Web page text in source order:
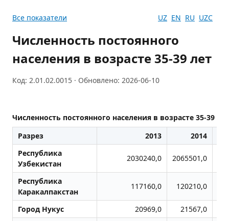
Все показатели UZ EN RU UZC
Численность постоянного
населения в возрасте 35-39 лет
Код: 2.01.02.0015 · Обновлено: 2026-06-10
Численность постоянного населения в возрасте 35-39 лет
Разрез
2013
2014
Республика
Узбекистан
2030240,0 2065501,0
Республика
Каракалпакстан
117160,0 120210,0
Город Нукус 20969,0 21567,0